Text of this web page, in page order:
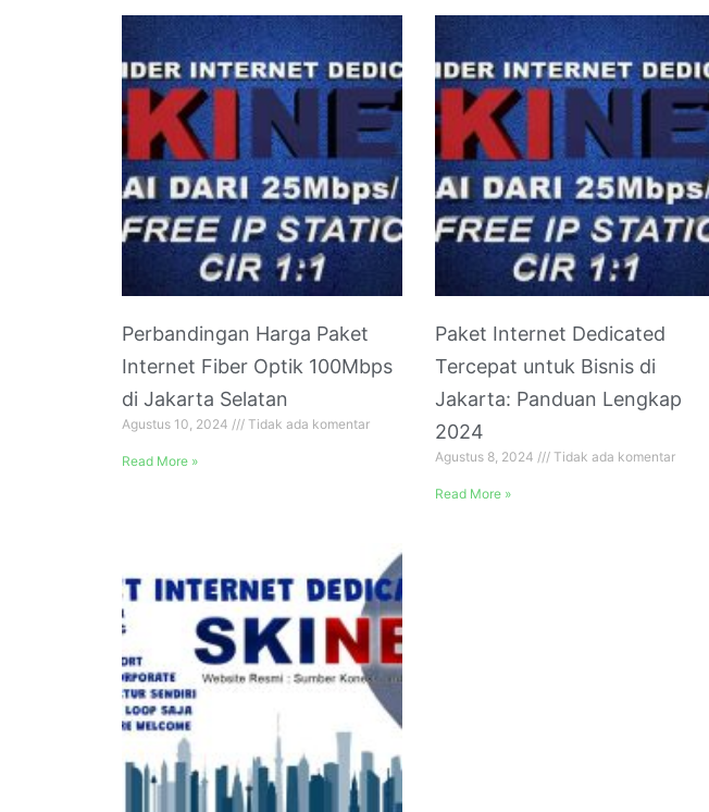
Perbandingan Harga Paket
Internet Fiber Optik 100Mbps
di Jakarta Selatan
Agustus 10, 2024 Tidak ada komentar
Read More »
Paket Internet Dedicated
Tercepat untuk Bisnis di
Jakarta: Panduan Lengkap
2024
Agustus 8, 2024 Tidak ada komentar
Read More »